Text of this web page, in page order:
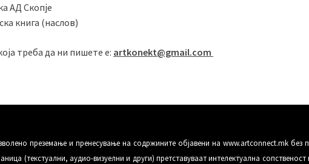
АД Скопје
книга (наслов)
треба да ни пишете е: artkonekt@gmail.com
преземање и пренесување на содржините објавени на www.artconnect.mk
(текстуални, аудио-визуелни и други) претставуваат интелектуална